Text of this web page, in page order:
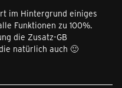
im Hintergrund einiges
Funktionen zu 100%.
die Zusatz-GB
natürlich auch 🙂